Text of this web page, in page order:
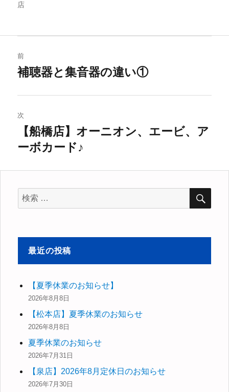
店
稿
ビ
ゲ
ー
ョ
前
過
投
稿:
補聴器と集音器の違い①
次
の
【船橋店】オーニオン、エービ、ア
ーボカード♪
検
索
象:
最近の投稿
【夏季休業のお知らせ】
2026年8月8日
【松本店】夏季休業のお知らせ
2026年8月8日
夏季休業のお知らせ
2026年7月31日
【泉店】2026年8月定休日のお知らせ
2026年7月30日